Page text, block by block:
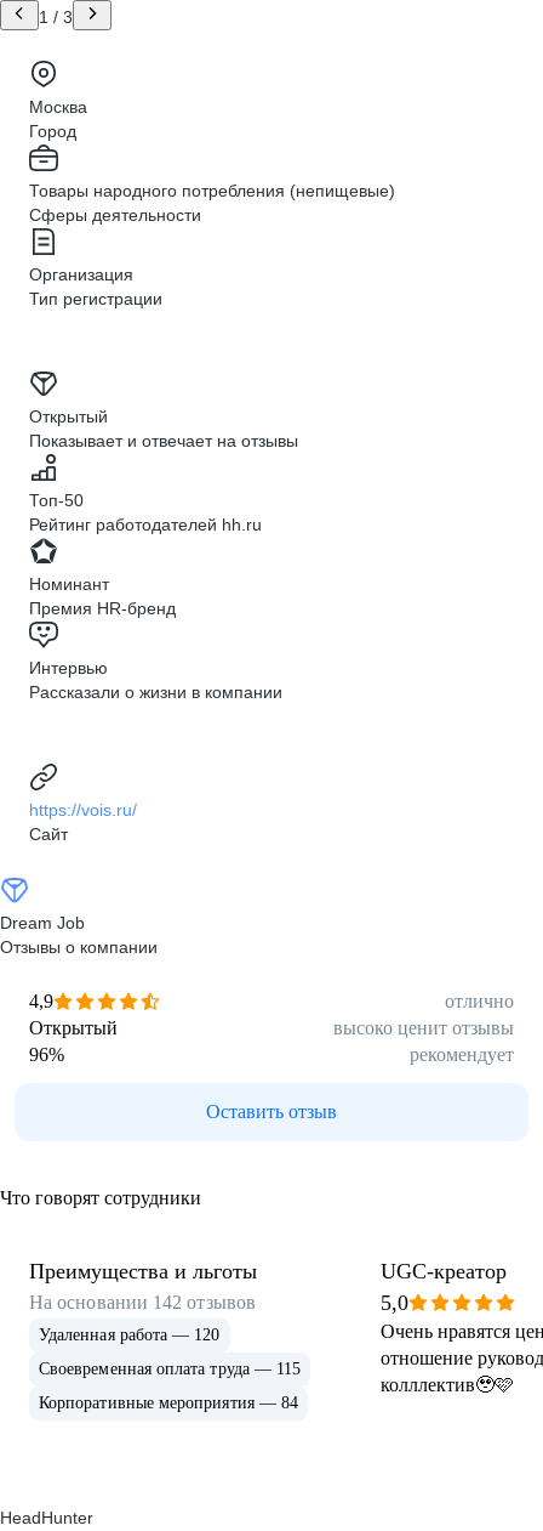
1 / 3
Москва
Город
Товары народного потребления (непищевые)
Сферы деятельности
Организация
Тип регистрации
Открытый
Показывает и отвечает на отзывы
Топ-50
Рейтинг работодателей hh.ru
Номинант
Премия HR-бренд
Интервью
Рассказали о жизни в компании
https://vois.ru/
Сайт
Dream Job
Отзывы о компании
4,9
отлично
Открытый
высоко ценит отзывы
96% рекомендует
Оставить отзыв
Что говорят сотрудники
Преимущества и льготы
На основании 142 отзывов
Удаленная работа — 120
Своевременная оплата труда — 115
Корпоративные мероприятия — 84
UGC-креатор
5,0
Очень нравятся
отношение
колллектив🥹🩷
HeadHunter